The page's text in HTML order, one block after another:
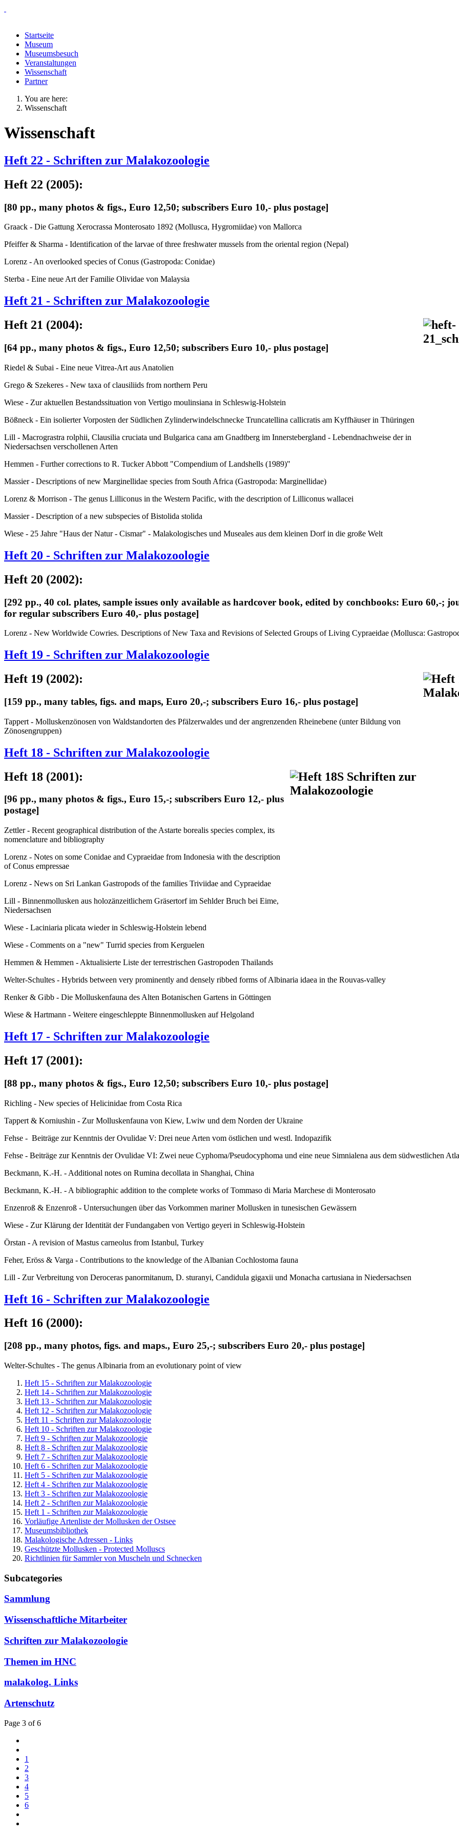
Startseite
Museum
Museumsbesuch
Veranstaltungen
Wissenschaft
Partner
You are here:
Wissenschaft
Wissenschaft
Heft 22 - Schriften zur Malakozoologie
Heft 22 (2005):
[80 pp., many photos & figs., Euro 12,50; subscribers Euro 10,- plus postage]
Graack - Die Gattung Xerocrassa Monterosato 1892 (Mollusca, Hygromiidae) von Mallorca
Pfeiffer & Sharma - Identification of the larvae of three freshwater mussels from the oriental region (Nepal)
Lorenz - An overlooked species of Conus (Gastropoda: Conidae)
Sterba - Eine neue Art der Familie Olividae von Malaysia
Heft 21 - Schriften zur Malakozoologie
Heft 21 (2004):
[64 pp., many photos & figs., Euro 12,50; subscribers Euro 10,- plus postage]
Riedel & Subai - Eine neue Vitrea-Art aus Anatolien
Grego & Szekeres - New taxa of clausiliids from northern Peru
Wiese - Zur aktuellen Bestandssituation von Vertigo moulinsiana in Schleswig-Holstein
Bößneck - Ein isolierter Vorposten der Südlichen Zylinderwindelschnecke Truncatellina callicratis am Kyffhäuser in Thüringen
Lill - Macrograstra rolphii, Clausilia cruciata und Bulgarica cana am Gnadtberg im Innerstebergland - Lebendnachweise der in
Niedersachsen verschollenen Arten
Hemmen - Further corrections to R. Tucker Abbott "Compendium of Landshells (1989)"
Massier - Descriptions of new Marginellidae species from South Africa (Gastropoda: Marginellidae)
Lorenz & Morrison - The genus Lilliconus in the Western Pacific, with the description of Lilliconus wallacei
Massier - Description of a new subspecies of Bistolida stolida
Wiese - 25 Jahre "Haus der Natur - Cismar" - Malakologisches und Museales aus dem kleinen Dorf in die große Welt
Heft 20 - Schriften zur Malakozoologie
Heft 20 (2002):
[292 pp., 40 col. plates, sample issues only available as hardcover book, edited by conchbooks: Euro 60,-;
for regular subscribers Euro 40,- plus postage]
Lorenz - New Worldwide Cowries. Descriptions of New Taxa and Revisions of Selected Groups of Living Cypraeidae (Mollusca:
Heft 19 - Schriften zur Malakozoologie
Heft 19 (2002):
[159 pp., many tables, figs. and maps, Euro 20,-; subscribers Euro 16,- plus postage]
Tappert - Molluskenzönosen von Waldstandorten des Pfälzerwaldes und der angrenzenden Rheinebene (unter Bildung von
Zönosengruppen)
Heft 18 - Schriften zur Malakozoologie
Heft 18 (2001):
[96 pp., many photos & figs., Euro 15,-; subscribers Euro 12,- plus
postage]
Zettler - Recent geographical distribution of the Astarte borealis species complex, its
nomenclature and bibliography
Lorenz - Notes on some Conidae and Cypraeidae from Indonesia with the description
of Conus empressae
Lorenz - News on Sri Lankan Gastropods of the families Triviidae and Cypraeidae
Lill - Binnenmollusken aus holozänzeitlichem Gräsertorf im Sehlder Bruch bei Eime,
Niedersachsen
Wiese - Laciniaria plicata wieder in Schleswig-Holstein lebend
Wiese - Comments on a "new" Turrid species from Kerguelen
Hemmen & Hemmen - Aktualisierte Liste der terrestrischen Gastropoden Thailands
Welter-Schultes - Hybrids between very prominently and densely ribbed forms of Albinaria idaea in the Rouvas-valley
Renker & Gibb - Die Molluskenfauna des Alten Botanischen Gartens in Göttingen
Wiese & Hartmann - Weitere eingeschleppte Binnenmollusken auf Helgoland
Heft 17 - Schriften zur Malakozoologie
Heft 17 (2001):
[88 pp., many photos & figs., Euro 12,50; subscribers Euro 10,- plus postage]
Richling - New species of Helicinidae from Costa Rica
Tappert & Korniushin - Zur Molluskenfauna von Kiew, Lwiw und dem Norden der Ukraine
Fehse - Beiträge zur Kenntnis der Ovulidae V: Drei neue Arten vom östlichen und westl. Indopazifik
Fehse - Beiträge zur Kenntnis der Ovulidae VI: Zwei neue Cyphoma/Pseudocyphoma und eine neue Simnialena aus dem südwestlichen
Beckmann, K.-H. - Additional notes on Rumina decollata in Shanghai, China
Beckmann, K.-H. - A bibliographic addition to the complete works of Tommaso di Maria Marchese di Monterosato
Enzenroß & Enzenroß - Untersuchungen über das Vorkommen mariner Mollusken in tunesischen Gewässern
Wiese - Zur Klärung der Identität der Fundangaben von Vertigo geyeri in Schleswig-Holstein
Örstan - A revision of Mastus carneolus from Istanbul, Turkey
Feher, Eröss & Varga - Contributions to the knowledge of the Albanian Cochlostoma fauna
Lill - Zur Verbreitung von Deroceras panormitanum, D. sturanyi, Candidula gigaxii und Monacha cartusiana in Niedersachsen
Heft 16 - Schriften zur Malakozoologie
Heft 16 (2000):
[208 pp., many photos, figs. and maps., Euro 25,-; subscribers Euro 20,- plus postage]
Welter-Schultes - The genus Albinaria from an evolutionary point of view
Heft 15 - Schriften zur Malakozoologie
Heft 14 - Schriften zur Malakozoologie
Heft 13 - Schriften zur Malakozoologie
Heft 12 - Schriften zur Malakozoologie
Heft 11 - Schriften zur Malakozoologie
Heft 10 - Schriften zur Malakozoologie
Heft 9 - Schriften zur Malakozoologie
Heft 8 - Schriften zur Malakozoologie
Heft 7 - Schriften zur Malakozoologie
Heft 6 - Schriften zur Malakozoologie
Heft 5 - Schriften zur Malakozoologie
Heft 4 - Schriften zur Malakozoologie
Heft 3 - Schriften zur Malakozoologie
Heft 2 - Schriften zur Malakozoologie
Heft 1 - Schriften zur Malakozoologie
Vorläufige Artenliste der Mollusken der Ostsee
Museumsbibliothek
Malakologische Adressen - Links
Geschützte Mollusken - Protected Molluscs
Richtlinien für Sammler von Muscheln und Schnecken
Subcategories
Sammlung
Wissenschaftliche Mitarbeiter
Schriften zur Malakozoologie
Themen im HNC
malakolog. Links
Artenschutz
Page 3 of 6
1
2
3
4
5
6